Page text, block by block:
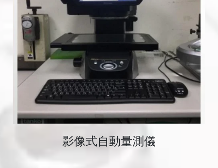
影像式自動量測儀